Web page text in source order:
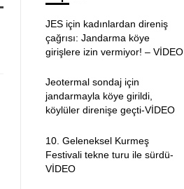
JES için kadınlardan direniş
çağrısı: Jandarma köye
girişlere izin vermiyor! – VİDEO
Jeotermal sondaj için
jandarmayla köye girildi,
köylüler direnişe geçti-VİDEO
10. Geleneksel Kurmeş
Festivali tekne turu ile sürdü-
VİDEO